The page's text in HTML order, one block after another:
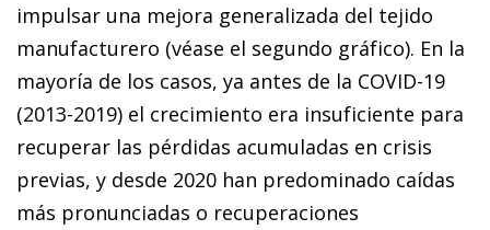
impulsar una mejora generalizada del tejido
manufacturero (véase el segundo gráfico). En la
mayoría de los casos, ya antes de la COVID-19
(2013-2019) el crecimiento era insuficiente para
recuperar las pérdidas acumuladas en crisis
previas, y desde 2020 han predominado caídas
más pronunciadas o recuperaciones